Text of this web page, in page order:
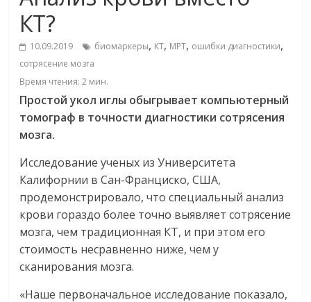
КТ?
10.09.2019 биомаркеры, КТ, МРТ, ошибки диагностики,
сотрясение мозга
Время чтения:2 мин.
Простой укол иглы обыгрывает компьютерный
томограф в точности диагностики сотрясения
мозга.
Исследование ученых из Университета
Калифорнии в Сан-Франциско, США,
продемонстрировало, что специальный анализ
крови гораздо более точно выявляет сотрясение
мозга, чем традиционная КТ, и при этом его
стоимость несравненно ниже, чем у
сканирования мозга.
«Наше первоначальное исследование показало,